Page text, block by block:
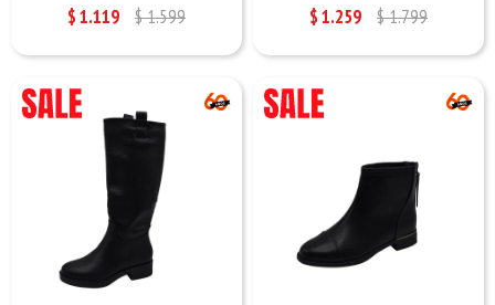
$1.119 $1.599 $1.259 $1.799